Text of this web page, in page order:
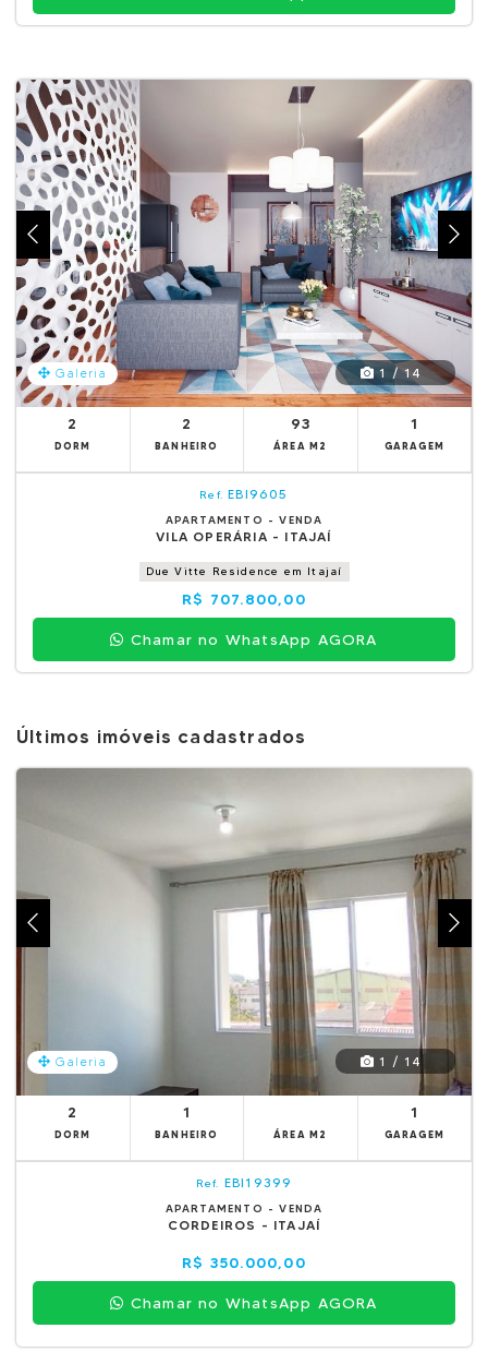
Galeria 1 / 14
2
DORM
2
BANHEIRO
93
ÁREA M2
1
GARAGEM
Ref. EBI9605
APARTAMENTO - VENDA
VILA OPERÁRIA - ITAJAÍ
Due Vitte Residence em Itajaí
R$ 707.800,00
Chamar no WhatsApp AGORA
Últimos imóveis cadastrados
Galeria 1 / 14
2
DORM
1
BANHEIRO ÁREA M2
1
GARAGEM
Ref. EBI19399
APARTAMENTO - VENDA
CORDEIROS - ITAJAÍ
R$ 350.000,00
Chamar no WhatsApp AGORA